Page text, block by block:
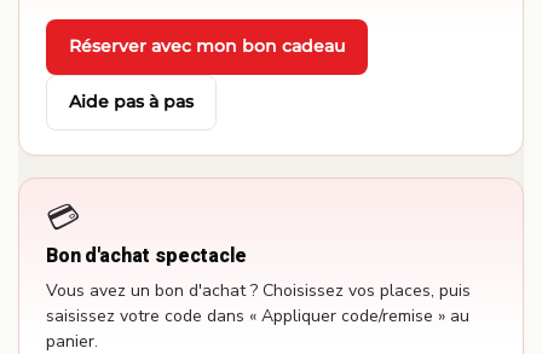
Réserver avec mon bon cadeau
· Aide pas à pas
💳
Bon d'achat spectacle
Vous avez un bon d'achat ? Choisissez vos places, puis
saisissez votre code dans « Appliquer code/remise » au
panier.